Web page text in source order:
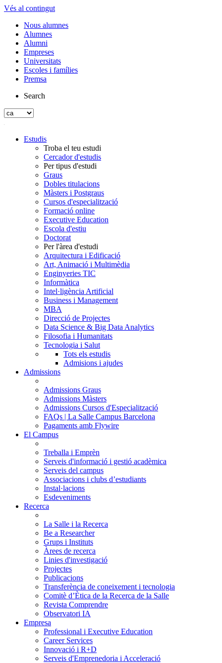
Vés al contingut
Nous alumnes
Alumnes
Alumni
Empreses
Universitats
Escoles i famílies
Premsa
Search
Estudis
Troba el teu estudi
Cercador d'estudis
Per tipus d'estudi
Graus
Dobles titulacions
Màsters i Postgraus
Cursos d'especialització
Formació online
Executive Education
Escola d'estiu
Doctorat
Per l'àrea d'estudi
Arquitectura i Edificació
Art, Animació i Multimèdia
Enginyeries TIC
Informàtica
Intel·ligència Artificial
Business i Management
MBA
Direcció de Projectes
Data Science & Big Data Analytics
Filosofia i Humanitats
Tecnologia i Salut
Tots els estudis
Admisions i ajudes
Admissions
Admissions Graus
Admissions Màsters
Admissions Cursos d'Especialització
FAQs | La Salle Campus Barcelona
Pagaments amb Flywire
El Campus
Treballa i Emprèn
Serveis d'informació i gestió acadèmica
Serveis del campus
Associacions i clubs d’estudiants
Instal·lacions
Esdeveniments
Recerca
La Salle i la Recerca
Be a Researcher
Grups i Instituts
Àrees de recerca
Linies d'investigació
Projectes
Publicacions
Transferència de coneixement i tecnologia
Comitè d’Ètica de la Recerca de la Salle
Revista Comprendre
Observatori IA
Empresa
Professional i Executive Education
Career Services
Innovació i R+D
Serveis d'Emprenedoria i Acceleració